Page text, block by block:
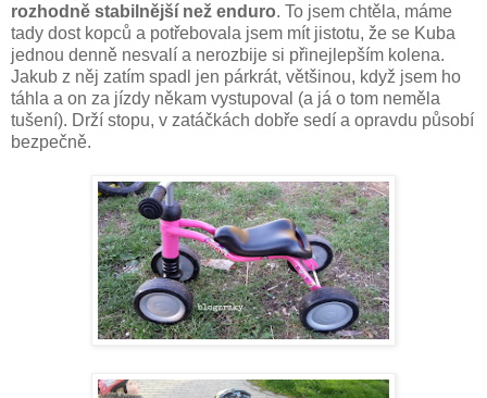
rozhodně stabilnější než enduro. To jsem chtěla, máme
tady dost kopců a potřebovala jsem mít jistotu, že se Kuba
jednou denně nesvalí a nerozbije si přinejlepším kolena.
Jakub z něj zatím spadl jen párkrát, většinou, když jsem ho
táhla a on za jízdy někam vystupoval (a já o tom neměla
tušení). Drží stopu, v zatáčkách dobře sedí a opravdu působí
bezpečně.